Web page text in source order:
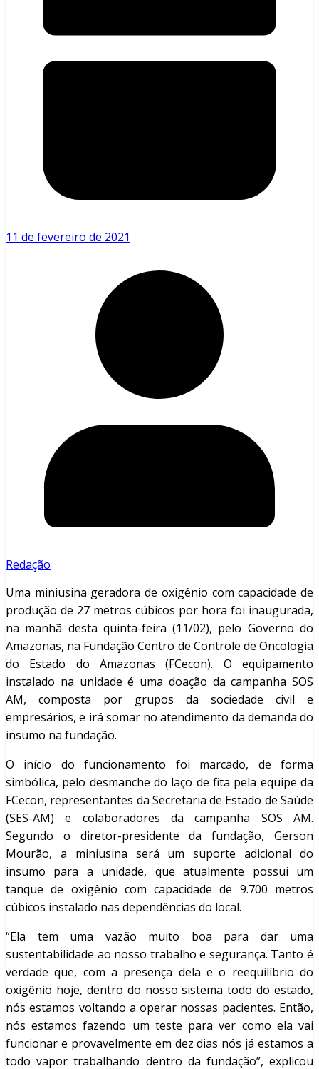
11 de fevereiro de 2021
Redação
Uma miniusina geradora de oxigênio com capacidade de
produção de 27 metros cúbicos por hora foi inaugurada,
na manhã desta quinta-feira (11/02), pelo Governo do
Amazonas, na Fundação Centro de Controle de Oncologia
do Estado do Amazonas (FCecon). O equipamento
instalado na unidade é uma doação da campanha SOS
AM, composta por grupos da sociedade civil e
empresários, e irá somar no atendimento da demanda do
insumo na fundação.
O início do funcionamento foi marcado, de forma
simbólica, pelo desmanche do laço de fita pela equipe da
FCecon, representantes da Secretaria de Estado de Saúde
(SES-AM) e colaboradores da campanha SOS AM.
Segundo o diretor-presidente da fundação, Gerson
Mourão, a miniusina será um suporte adicional do
insumo para a unidade, que atualmente possui um
tanque de oxigênio com capacidade de 9.700 metros
cúbicos instalado nas dependências do local.
“Ela tem uma vazão muito boa para dar uma
sustentabilidade ao nosso trabalho e segurança. Tanto é
verdade que, com a presença dela e o reequilíbrio do
oxigênio hoje, dentro do nosso sistema todo do estado,
nós estamos voltando a operar nossas pacientes. Então,
nós estamos fazendo um teste para ver como ela vai
funcionar e provavelmente em dez dias nós já estamos a
todo vapor trabalhando dentro da fundação”, explicou